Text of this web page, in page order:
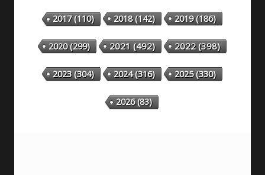
2017(110) 2018(142) 2019(186)
2020(299) 2021 (492) 2022(398)
2023(304) 2024(316) 2025(330)
2026(83)